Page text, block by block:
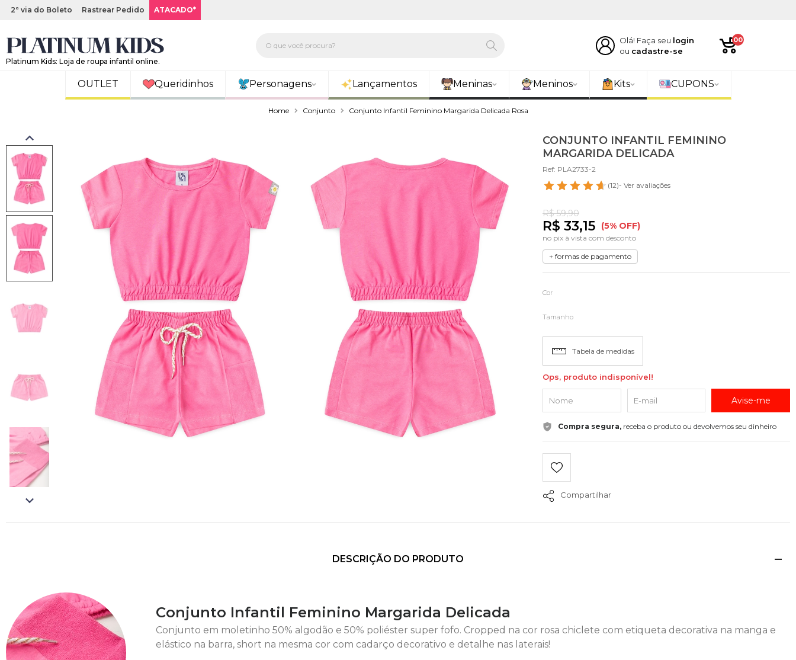
2ª via do Boleto Rastrear Pedido ATACADO*
Platinum Kids: Loja de roupa infantil online.
Olá! Faça seu login
ou cadastre-se
00
OUTLET Queridinhos Personagens Lançamentos Meninas Meninos Kits CUPONS
Home Conjunto Conjunto Infantil Feminino Margarida Delicada Rosa
CONJUNTO INFANTIL FEMININO
MARGARIDA DELICADA
Ref: PLA2733-2
(12)- Ver avaliações
R$ 59,90
R$ 33,15 (5% OFF)
no pix à vista com desconto
+ formas de pagamento
Cor
Tamanho
Tabela de medidas
Ops, produto indisponível!
Avise-me
Compra segura, receba o produto ou devolvemos seu dinheiro
Compartilhar
DESCRIÇÃO DO PRODUTO
Conjunto Infantil Feminino Margarida Delicada
Conjunto em moletinho 50% algodão e 50% poliéster super fofo. Cropped na cor rosa chiclete com etiqueta decorativa na manga e
elástico na barra, short na mesma cor com cadarço decorativo e detalhe nas laterais!